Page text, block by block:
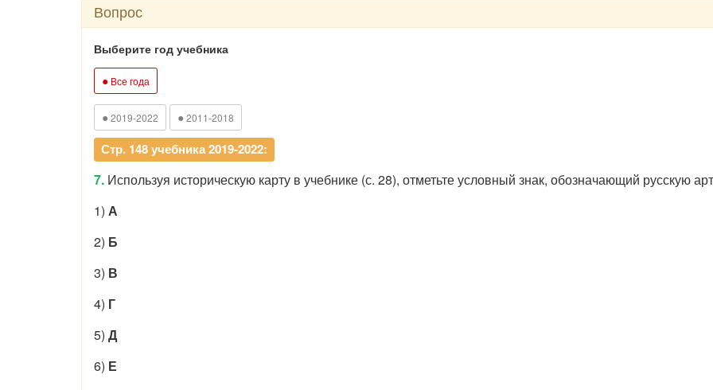
Вопрос
Выберите год учебника
● Все года
● 2019-2022 ● 2011-2018
Стр. 148 учебника 2019-2022:
7. Используя историческую карту в учебнике (с. 28), отметьте условный знак, обозначающий русскую
1) А
2) Б
3) В
4) Г
5) Д
6) Е